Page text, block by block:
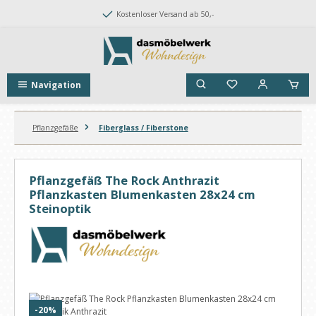
Zum Hauptinhalt springenKostenloser Versand ab 50,-
Navigation
Pflanzgefäße Fiberglass / Fiberstone
Pflanzgefäß The Rock Anthrazit
Pflanzkasten Blumenkasten 28x24 cm
Steinoptik
Bildergalerie überspringen
-20% Rabatt